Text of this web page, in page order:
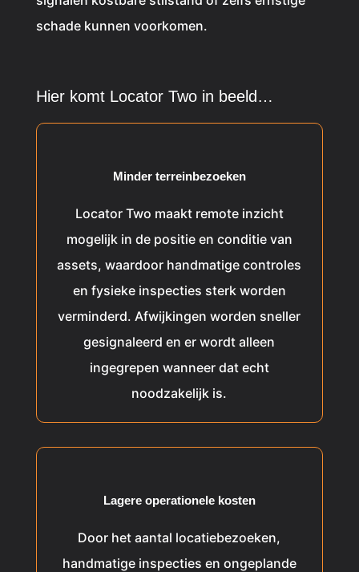
schade kunnen voorkomen.
Hier komt Locator Two in beeld…
Minder terreinbezoeken
Locator Two maakt remote inzicht
mogelijk in de positie en conditie van
assets, waardoor handmatige controles
en fysieke inspecties sterk worden
verminderd. Afwijkingen worden sneller
gesignaleerd en er wordt alleen
ingegrepen wanneer dat echt
noodzakelijk is.
Lagere operationele kosten
Door het aantal locatiebezoeken,
handmatige inspecties en ongeplande